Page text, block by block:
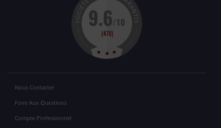
Nous Contacter
Foire Aux Questions
Compte Professionnel